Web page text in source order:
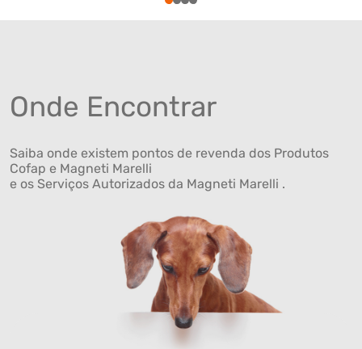
1234
Onde Encontrar
Saiba onde existem pontos de revenda dos Produtos
Cofap e Magneti Marelli
e os Serviços Autorizados da Magneti Marelli .